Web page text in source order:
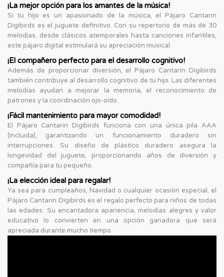
¡La mejor opción para los amantes de la música!
Si tu hijo es un apasionado de la música, el Pájaro Cantarin
Digibirds es el juguete definitivo. Con su repertorio de más de 30
melodías, desde clásicos atemporales hasta canciones infantiles,
este pájaro digital estimulará su apreciación musical.
¡El compañero perfecto para el desarrollo cognitivo!
Además de proporcionar diversión, el Pájaro Cantarin Digibirds
también contribuye al desarrollo cognitivo de tu hijo. Las diferentes
melodías ayudan a mejorar la memoria, el reconocimiento de
patrones y la coordinación ojo-oído.
¡Fácil mantenimiento para mayor comodidad!
El Pájaro Cantarin Digibirds funciona con una única pila AAA
(incluida), garantizando un funcionamiento duradero sin
interrupciones. Su diseño de plástico duradero asegura la
longevidad del juguete, proporcionando años de diversión y
compañía para tu pequeño.
¡La elección ideal para regalar!
Ya sea para cumpleaños, Navidad o cualquier ocasión especial, el
Pájaro Cantarin Digibirds es el regalo perfecto para niños de todas
las edades. Su encantadora apariencia, melodías alegres y valor
educativo lo convierten en una opción ganadora que será
apreciada durante mucho tiempo.